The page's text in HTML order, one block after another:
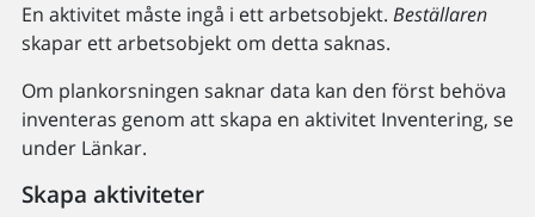
En aktivitet måste ingå i ett arbetsobjekt. Beställaren
skapar ett arbetsobjekt om detta saknas.
Om plankorsningen saknar data kan den först behöva
inventeras genom att skapa en aktivitet Inventering, se
under Länkar.
Skapa aktiviteter